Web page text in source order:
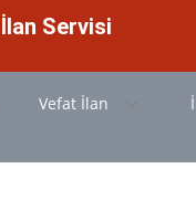
Servisi
Vefat İlan